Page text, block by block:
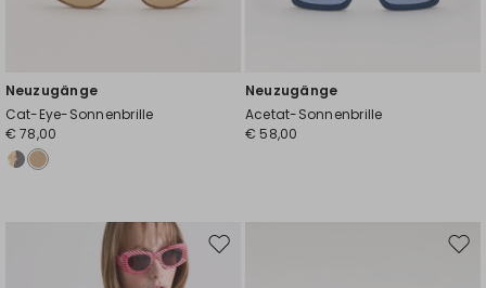
Neuzugänge
Cat-Eye-Sonnenbrille
€ 78,00
Neuzugänge
Acetat-Sonnenbrille
€ 58,00
Auf
Auf